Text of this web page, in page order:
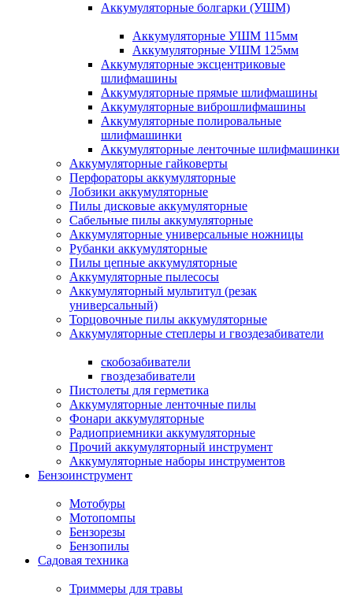
Аккумуляторные болгарки (УШМ)
Аккумуляторные УШМ 115мм
Аккумуляторные УШМ 125мм
Аккумуляторные эксцентриковые
шлифмашины
Аккумуляторные прямые шлифмашины
Аккумуляторные виброшлифмашины
Аккумуляторные полировальные
шлифмашинки
Аккумуляторные ленточные шлифмашинки
Аккумуляторные гайковерты
Перфораторы аккумуляторные
Лобзики аккумуляторные
Пилы дисковые аккумуляторные
Сабельные пилы аккумуляторные
Аккумуляторные универсальные ножницы
Рубанки аккумуляторные
Пилы цепные аккумуляторные
Аккумуляторные пылесосы
Аккумуляторный мультитул (резак
универсальный)
Торцовочные пилы аккумуляторные
Аккумуляторные степлеры и гвоздезабиватели
скобозабиватели
гвоздезабиватели
Пистолеты для герметика
Аккумуляторные ленточные пилы
Фонари аккумуляторные
Радиоприемники аккумуляторные
Прочий аккумуляторный инструмент
Аккумуляторные наборы инструментов
Бензоинструмент
Мотобуры
Мотопомпы
Бензорезы
Бензопилы
Садовая техника
Триммеры для травы